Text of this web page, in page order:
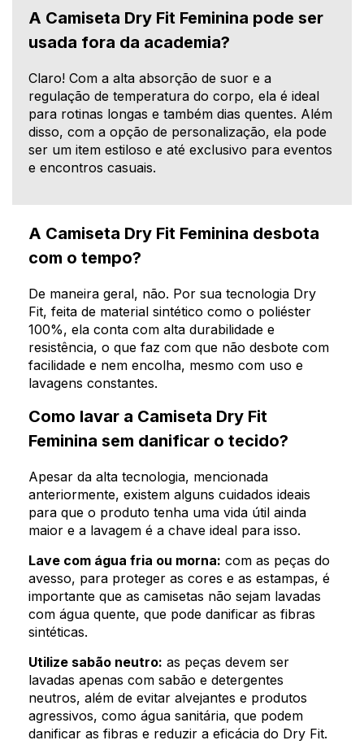
A Camiseta Dry Fit Feminina pode ser
usada fora da academia?
Claro! Com a alta absorção de suor e a
regulação de temperatura do corpo, ela é ideal
para rotinas longas e também dias quentes. Além
disso, com a opção de personalização, ela pode
ser um item estiloso e até exclusivo para eventos
e encontros casuais.
A Camiseta Dry Fit Feminina desbota
com o tempo?
De maneira geral, não. Por sua tecnologia Dry
Fit, feita de material sintético como o poliéster
100%, ela conta com alta durabilidade e
resistência, o que faz com que não desbote com
facilidade e nem encolha, mesmo com uso e
lavagens constantes.
Como lavar a Camiseta Dry Fit
Feminina sem danificar o tecido?
Apesar da alta tecnologia, mencionada
anteriormente, existem alguns cuidados ideais
para que o produto tenha uma vida útil ainda
maior e a lavagem é a chave ideal para isso.
Lave com água fria ou morna: com as peças do
avesso, para proteger as cores e as estampas, é
importante que as camisetas não sejam lavadas
com água quente, que pode danificar as fibras
sintéticas.
Utilize sabão neutro: as peças devem ser
lavadas apenas com sabão e detergentes
neutros, além de evitar alvejantes e produtos
agressivos, como água sanitária, que podem
danificar as fibras e reduzir a eficácia do Dry Fit.